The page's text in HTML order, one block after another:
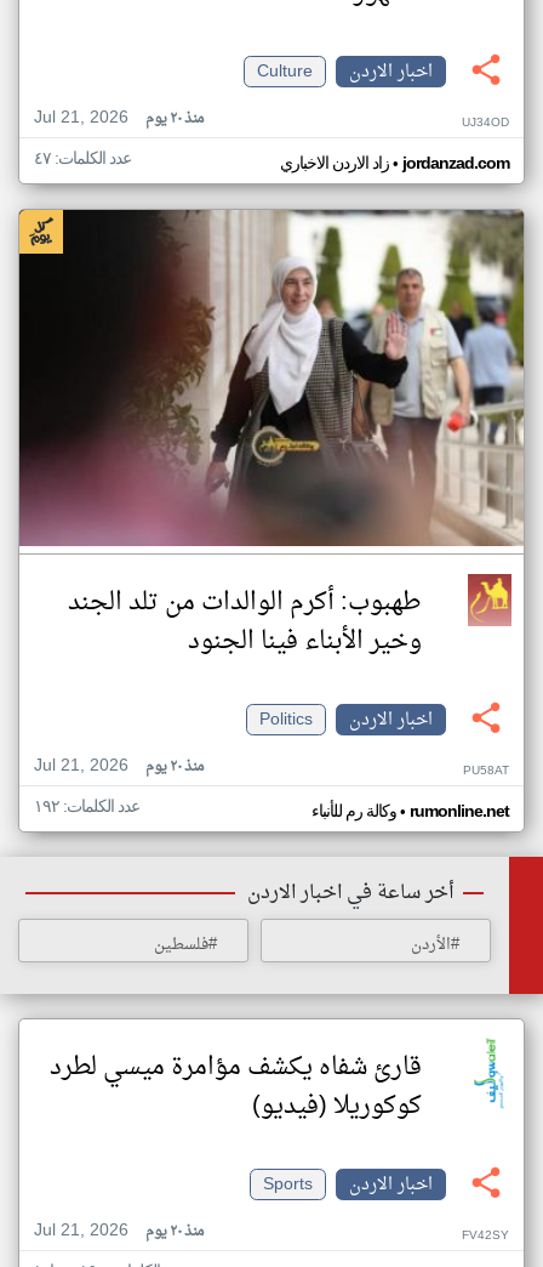
اخبار الاردن
Culture
Jul 21, 2026
منذ ٢٠ يوم UJ34OD
زاد الاردن الاخباري•jordanzad.com عدد الكلمات: ٤٧
طهبوب: أكرم الوالدات من تلد الجند
وخير الأبناء فينا الجنود
اخبار الاردن
Politics
Jul 21, 2026
منذ ٢٠ يوم PU58AT
وكالة رم للأنباء• rumonline.net عدد الكلمات: ١٩٢
أخر ساعة في اخبار الاردن
#الأردن #فلسطين
قارئ شفاه يكشف مؤامرة ميسي لطرد
كوكوريلا (فيديو)
اخبار الاردن
Sports
Jul 21, 2026
منذ ٢٠ يوم FV42SY